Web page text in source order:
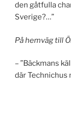
den gåtfulla
Sverige?…”
På hemväg till
– ”Bäckmans
där Technichus